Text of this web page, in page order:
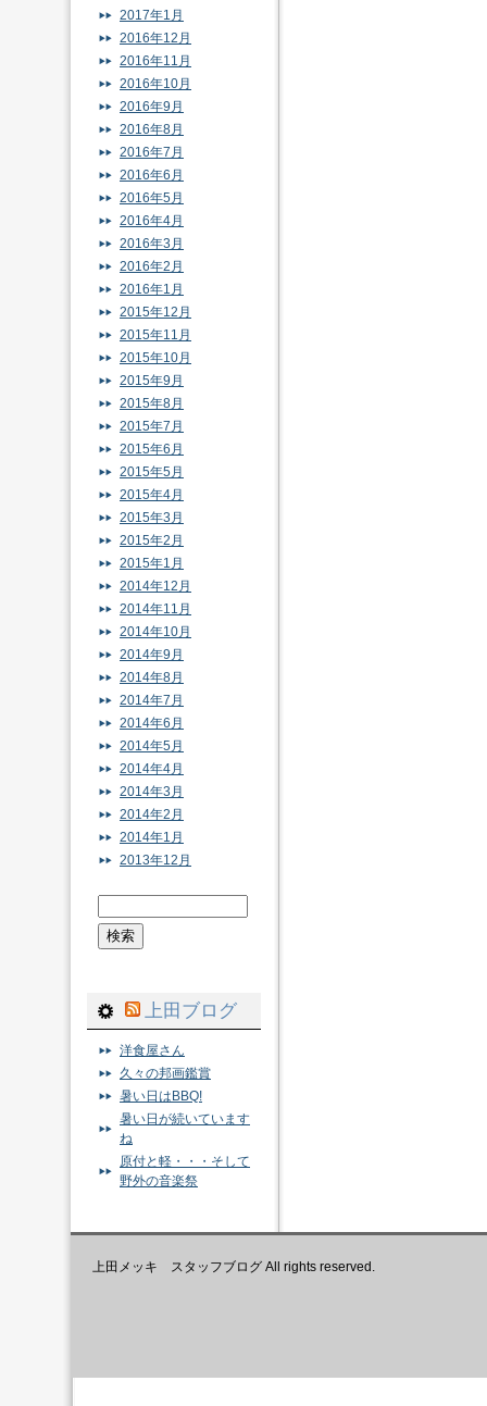
2017年1月
2016年12月
2016年11月
2016年10月
2016年9月
2016年8月
2016年7月
2016年6月
2016年5月
2016年4月
2016年3月
2016年2月
2016年1月
2015年12月
2015年11月
2015年10月
2015年9月
2015年8月
2015年7月
2015年6月
2015年5月
2015年4月
2015年3月
2015年2月
2015年1月
2014年12月
2014年11月
2014年10月
2014年9月
2014年8月
2014年7月
2014年6月
2014年5月
2014年4月
2014年3月
2014年2月
2014年1月
2013年12月
上田ブログ
洋食屋さん
久々の邦画鑑賞
暑い日はBBQ!
暑い日が続いています
ね
原付と軽・・・そして
野外の音楽祭
上田メッキ スタッフブログ All rights reserved.